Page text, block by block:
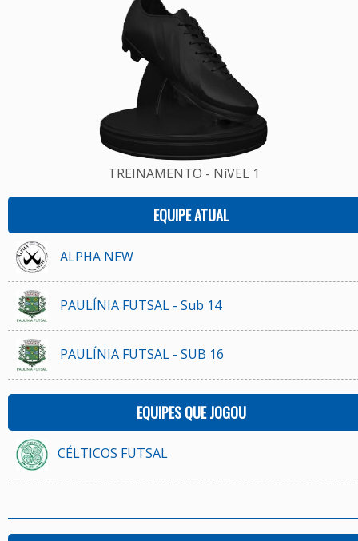
TREINAMENTO - NíVEL 1
EQUIPE ATUAL
ALPHA NEW
PAULÍNIA FUTSAL - Sub 14
PAULÍNIA FUTSAL - SUB 16
EQUIPES QUE JOGOU
CÉLTICOS FUTSAL